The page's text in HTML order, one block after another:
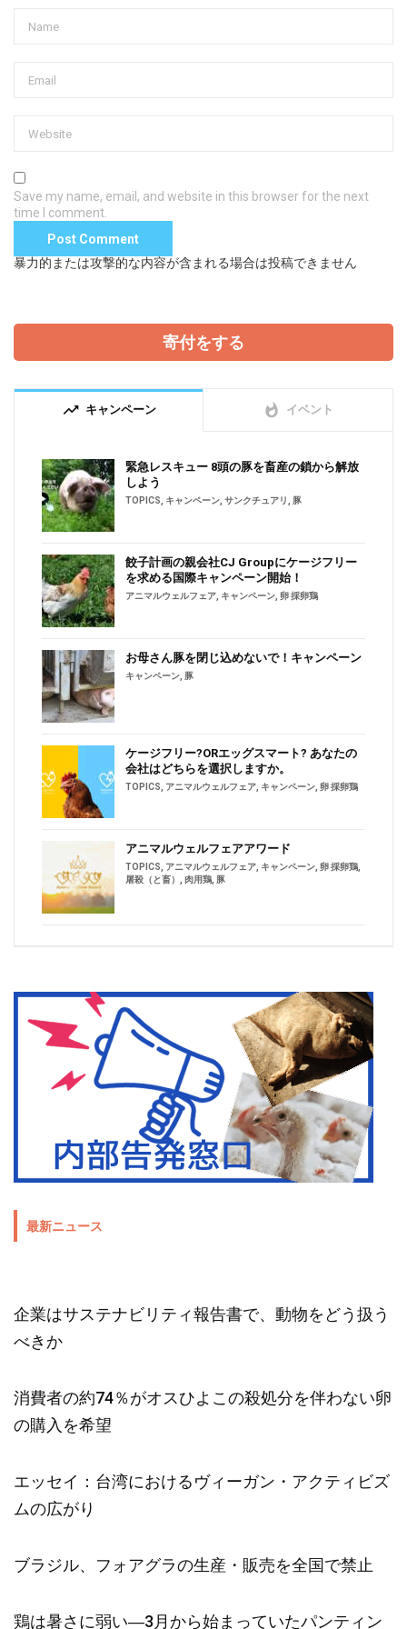
Save my name, email, and website in this browser for the next
time I comment.
暴力的または攻撃的な内容が含まれる場合は投稿できません
寄付をする
trending_up キャンペーン whatshot イベント
緊急レスキュー 8頭の豚を畜産の鎖から解放
しよう
TOPICS キャンペーン サンクチュアリ 豚
餃子計画の親会社CJ Groupにケージフリー
を求める国際キャンペーン開始！
アニマルウェルフェア キャンペーン 卵 採卵鶏
お母さん豚を閉じ込めないで！キャンペーン
キャンペーン 豚
ケージフリー?ORエッグスマート? あなたの
会社はどちらを選択しますか。
TOPICS アニマルウェルフェア キャンペーン 卵 採卵鶏
アニマルウェルフェアアワード
TOPICS アニマルウェルフェア キャンペーン 卵 採卵鶏
屠殺（と畜）
肉用鶏 豚
最新ニュース
企業はサステナビリティ報告書で、動物をどう扱う
べきか
消費者の約74％がオスひよこの殺処分を伴わない卵
の購入を希望
エッセイ：台湾におけるヴィーガン・アクティビズ
ムの広がり
ブラジル、フォアグラの生産・販売を全国で禁止
鶏は暑さに弱い―3月から始まっていたパンティン